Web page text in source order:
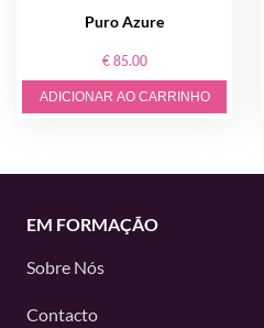
Puro Azure
€ 85.00
ADICIONAR AO CARRINHO
EM FORMAÇÃO
Sobre Nós
Contacto